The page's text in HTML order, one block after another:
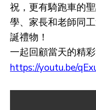
祝，更有騎跑車的
學、家長和老師同
誕禮物！
一起回顧當天的精
https://youtu.be/